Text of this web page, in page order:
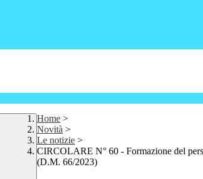
Home >
Novità >
Le notizie >
CIRCOLARE N° 60 - Formazione del
(D.M. 66/2023)